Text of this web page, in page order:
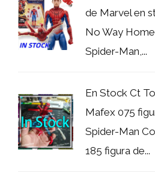
de Marvel en
No Way
Spider-Man,...
En Stock Ct
Mafex 075
Spider-Man
185 figura de...